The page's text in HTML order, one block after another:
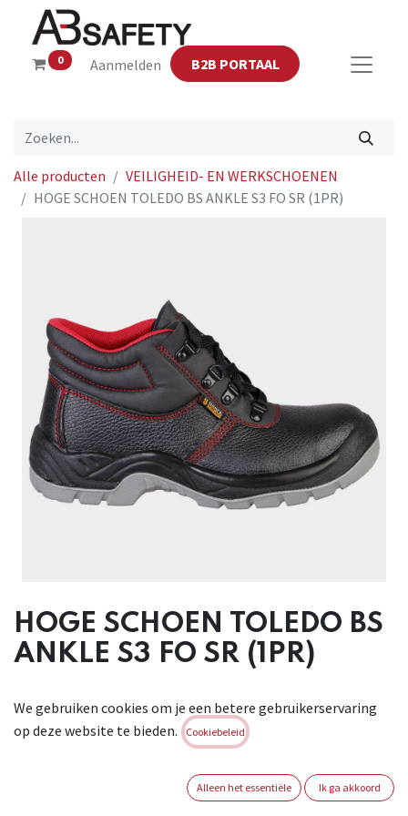
0 Aanmelden B2B PORTAAL
Alle producten
VEILIGHEID- EN WERKSCHOENEN
HOGE SCHOEN TOLEDO BS ANKLE S3 FO SR (1PR)
HOGE SCHOEN TOLEDO BS
ANKLE S3 FO SR (1PR)
allergisch, zweetabsorberend. Binnenzool: uitneembaar,
vochtabsorberend. Zool: PU/PU, antistatisch.
metaal. Conform: EN ISO 20345
We gebruiken cookies om je een betere gebruikerservaring
op deze website te bieden.
Cookiebeleid
Alleen het essentiële Ik ga akkoord